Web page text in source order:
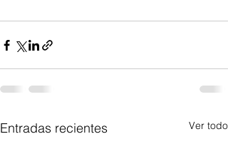
Entradas recientes Ver todo